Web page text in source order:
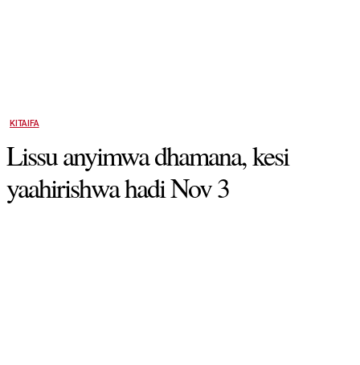
KITAIFA
Lissu anyimwa dhamana, kesi
yaahirishwa hadi Nov 3